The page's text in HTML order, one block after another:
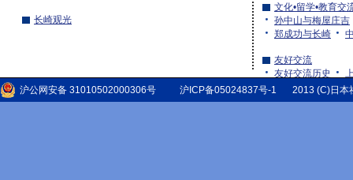
长崎观光
文化•留学•教育交
孙中山与梅屋庄吉
郑成功与长崎
友好交流
友好交流历史
湖北省的友好交流
沪公网安备 31010502000306号 沪ICP备05024837号-1 2013 (C)日本